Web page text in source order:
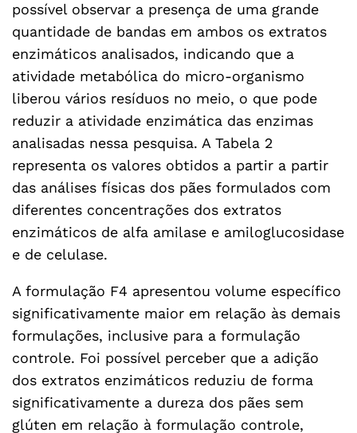
possível observar a presença de uma grande
quantidade de bandas em ambos os extratos
enzimáticos analisados, indicando que a
atividade metabólica do micro-organismo
liberou vários resíduos no meio, o que pode
reduzir a atividade enzimática das enzimas
analisadas nessa pesquisa. A Tabela 2
representa os valores obtidos a partir a partir
das análises físicas dos pães formulados com
diferentes concentrações dos extratos
enzimáticos de alfa amilase e amiloglucosidase
e de celulase.
A formulação F4 apresentou volume específico
significativamente maior em relação às demais
formulações, inclusive para a formulação
controle. Foi possível perceber que a adição
dos extratos enzimáticos reduziu de forma
significativamente a dureza dos pães sem
glúten em relação à formulação controle,